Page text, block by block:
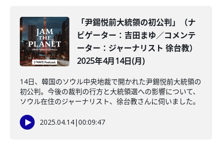
「尹錫悦前大統領の初公判」（ナ
ビゲーター：吉田まゆ／コメンテ
ーター：ジャーナリスト 徐台教）
2025年4月14日(月)
14日、韓国のソウル中央地裁で開かれた尹錫悦前大統領の
初公判。今後の裁判の行方と大統領選への影響について、
ソウル在住のジャーナリスト、徐台教さんに伺いました。
2025.04.14|00:09:47